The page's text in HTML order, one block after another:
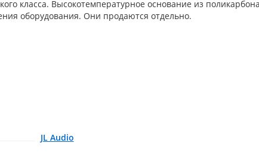
класса. Высокотемпературное основание из
оборудования. Они продаются отдельно.
JL Audio